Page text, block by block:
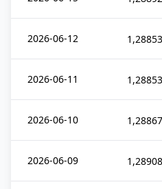
2026-06-12
2026-06-11
2026-06-10
2026-06-09